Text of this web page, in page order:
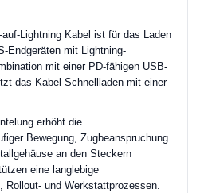
Lightning Kabel ist für das Laden
Endgeräten mit Lightning-
mit einer PD-fähigen USB-
das Kabel Schnellladen mit einer
erhöht die
Bewegung, Zugbeanspruchung
an den Steckern
eine langlebige
Rollout- und Werkstattprozessen.